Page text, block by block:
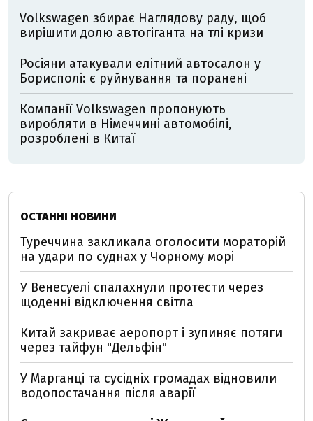
Volkswagen збирає Наглядову раду, щоб
вирішити долю автогіганта на тлі кризи
Росіяни атакували елітний автосалон у
Борисполі: є руйнування та поранені
Компанії Volkswagen пропонують
виробляти в Німеччині автомобілі,
розроблені в Китаї
ОСТАННІ НОВИНИ
Туреччина закликала оголосити мораторій
на удари по суднах у Чорному морі
У Венесуелі спалахнули протести через
щоденні відключення світла
Китай закриває аеропорт і зупиняє потяги
через тайфун "Дельфін"
У Марганці та сусідніх громадах відновили
водопостачання після аварії